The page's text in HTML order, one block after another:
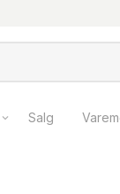
Salg